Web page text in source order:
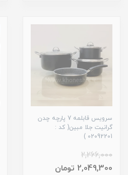
سرویس قابلمه 7 پارچه چدن
گرانیت جلا مبین( کد :
02092201 )
2,266,000
2,049,300 تومان